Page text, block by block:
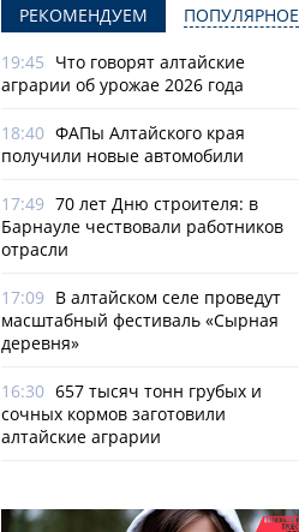
РЕКОМЕНДУЕМ ПОПУЛЯРНОЕ
19:45 Что говорят алтайские
аграрии об урожае 2026 года
18:40 ФАПы Алтайского края
получили новые автомобили
17:49 70 лет Дню строителя: в
Барнауле чествовали работников
отрасли
17:09 В алтайском селе проведут
масштабный фестиваль «Сырная
деревня»
16:30 657 тысяч тонн грубых и
сочных кормов заготовили
алтайские аграрии